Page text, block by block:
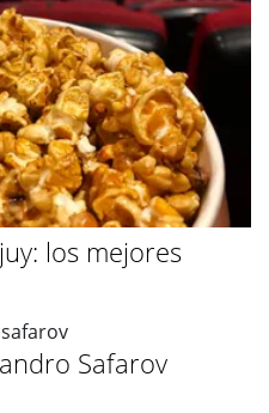
los mejores
Safarov